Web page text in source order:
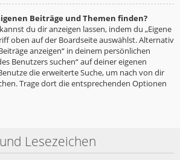
Beiträge und Themen finden?
du dir anzeigen lassen, indem du „Eigene
oben auf der Boardseite auswählst. Alternativ
anzeigen“ in deinem persönlichen
Benutzers suchen“ auf deiner eigenen
die erweiterte Suche, um nach von dir
Trage dort die entsprechenden Optionen
Lesezeichen